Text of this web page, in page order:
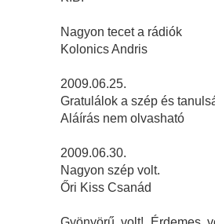
Nagyon tecet a rádiók
Kolonics Andris
2009.06.25.
Gratulálok a szép és
Aláírás nem olvasható
2009.06.30.
Nagyon szép volt.
Őri Kiss Csanád